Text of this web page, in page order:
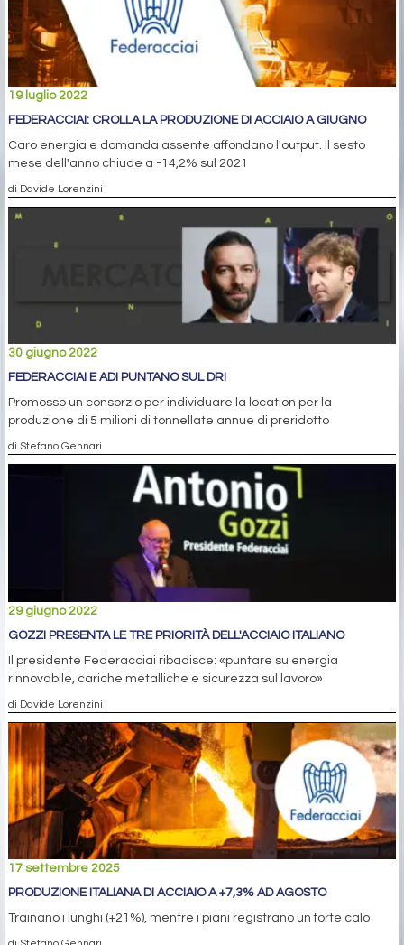
19 luglio 2022
FEDERACCIAI: CROLLA LA PRODUZIONE DI ACCIAIO A GIUGNO
Caro energia e domanda assente affondano l'output. Il sesto
mese dell'anno chiude a -14,2% sul 2021
di Davide Lorenzini
30 giugno 2022
FEDERACCIAI E ADI PUNTANO SUL DRI
Promosso un consorzio per individuare la location per la
produzione di 5 milioni di tonnellate annue di preridotto
di Stefano Gennari
29 giugno 2022
GOZZI PRESENTA LE TRE PRIORITÀ DELL'ACCIAIO ITALIANO
Il presidente Federacciai ribadisce: «puntare su energia
rinnovabile, cariche metalliche e sicurezza sul lavoro»
di Davide Lorenzini
17 settembre 2025
PRODUZIONE ITALIANA DI ACCIAIO A +7,3% AD AGOSTO
Trainano i lunghi (+21%), mentre i piani registrano un forte calo